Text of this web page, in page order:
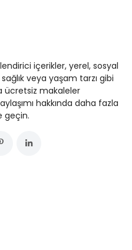
içerikler, yerel, sosyal
veya yaşam tarzı gibi
ücretsiz makaleler
hakkında daha fazla
geçin.